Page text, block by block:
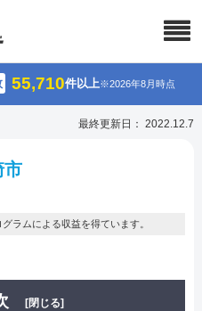
55,710件以上※2026年8月時点
最終更新日： 2022.12.7
市
ラムによる収益を得ています。
[閉じる]